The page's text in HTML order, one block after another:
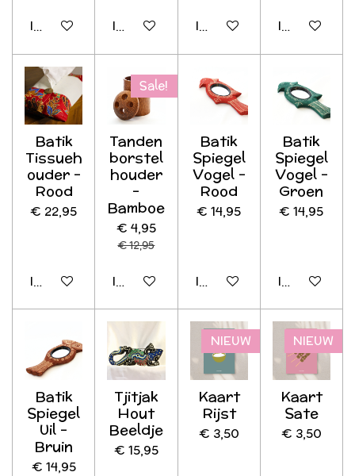
In winkelwagenIn winkelwagenIn winkelwagenIn
Batik
Tissueh
ouder -
Rood
€ 22,95
In winkelwagen
Sale!
Tanden
borstel
houder
-
Bamboe
€ 4,95
€ 12,95
In winkelwagen
Batik
Spiegel
Vogel -
Rood
€ 14,95
In winkelwagen
Batik
Spiegel
Vogel -
Groen
€ 14,95
In
Batik
Spiegel
Uil -
Bruin
€ 14,95
Tjitjak
Hout
Beeldje
€ 15,95
NIEUW
Kaart
Rijst
€ 3,50
NIEUW
Kaart
Sate
€ 3,50